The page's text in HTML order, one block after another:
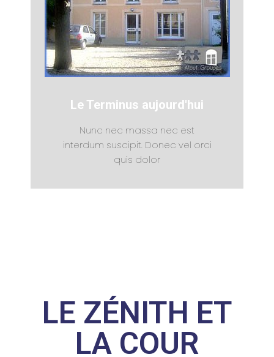
Le Terminus aujourd'hui
Nunc nec massa nec est
interdum suscipit. Donec vel orci
quis dolor
LE ZÉNITH ET
LA COUR